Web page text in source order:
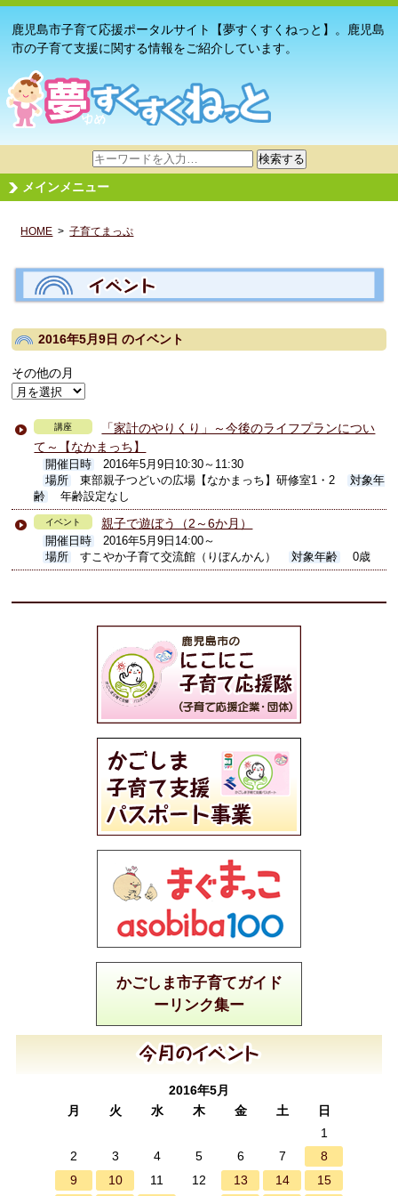
鹿児島市子育て応援ポータルサイト【夢すくすくねっと】。鹿児島
市の子育て支援に関する情報をご紹介しています。
サ
イ
ト
検
検索する
メインメニュー
HOME >子育てまっぷ
2016年5月9日のイベント
その他の月
講座
「家計のやりくり」～今後のライフプランについ
て～【なかまっち】
開催日時
2016年5月9日10:30～11:30
場所
東部親子つどいの広場【なかまっち】研修室1・2
対象年
齢
年齢設定なし
イベント 親子で遊ぼう（2～6か月）
開催日時
2016年5月9日14:00～
場所
すこやか子育て交流館（りぼんかん） 対象年齢 0歳
かごしま市子育てガイド
ーリンク集ー
2016年5月
月
火 水 木 金 土
日
1
2
3 4 5 6 7
8
9
10 11 12 13 14 15